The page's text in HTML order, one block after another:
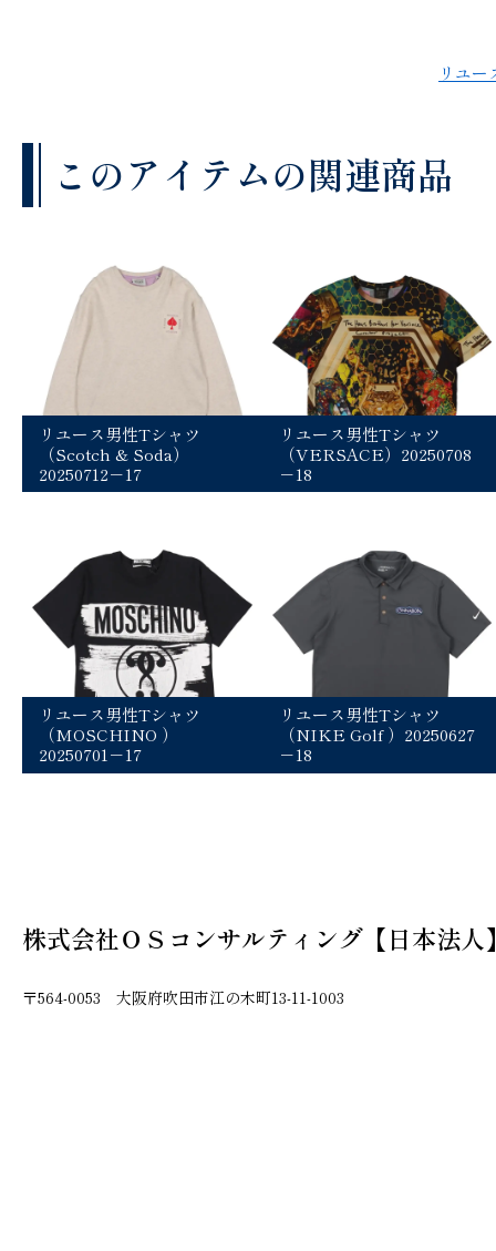
リユ
このアイテムの関連商品
リユース男性Tシャツ
（Scotch & Soda）
20250712－17
リユース男性Tシャツ
（VERSACE）20250708
－18
リユース男性Tシャツ
（MOSCHINO ）
20250701－17
リユース男性Tシャツ
（NIKE Golf ）20250627
－18
株式会社ＯＳコンサルティング【日本法人
〒564-0053 大阪府吹田市江の木町13-11-1003